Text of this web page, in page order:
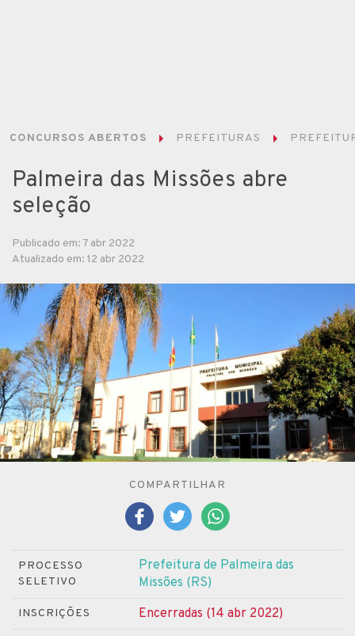
CONCURSOS ABERTOS PREFEITURAS
Palmeira das Missões abre
seleção
Publicado em: 7 abr 2022
Atualizado em: 12 abr 2022
COMPARTILHAR
PROCESSO
SELETIVO
Prefeitura de Palmeira das
Missões (RS)
INSCRIÇÕES Encerradas (14 abr 2022)